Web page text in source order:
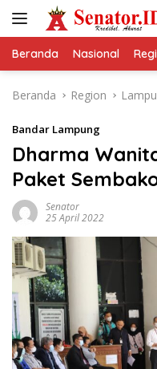
Beranda Nasional
Beranda Region
Bandar Lampung
Dharma
Paket
Senator
25 April 2022